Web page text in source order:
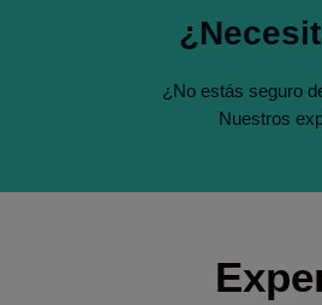
¿No estás seguro
Nuestros